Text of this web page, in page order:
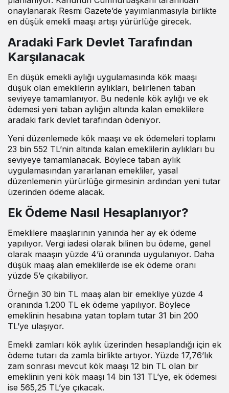
onaylanarak Resmi Gazete’de yayımlanmasıyla birlikte
en düşük emekli maaşı artışı yürürlüğe girecek.
Aradaki Fark Devlet Tarafından
Karşılanacak
En düşük emekli aylığı uygulamasında kök maaşı
düşük olan emeklilerin aylıkları, belirlenen taban
seviyeye tamamlanıyor. Bu nedenle kök aylığı ve ek
ödemesi yeni taban aylığın altında kalan emeklilere
aradaki fark devlet tarafından ödeniyor.
Yeni düzenlemede kök maaşı ve ek ödemeleri toplamı
23 bin 552 TL’nin altında kalan emeklilerin aylıkları bu
seviyeye tamamlanacak. Böylece taban aylık
uygulamasından yararlanan emekliler, yasal
düzenlemenin yürürlüğe girmesinin ardından yeni tutar
üzerinden ödeme alacak.
Ek Ödeme Nasıl Hesaplanıyor?
Emeklilere maaşlarının yanında her ay ek ödeme
yapılıyor. Vergi iadesi olarak bilinen bu ödeme, genel
olarak maaşın yüzde 4’ü oranında uygulanıyor. Daha
düşük maaş alan emeklilerde ise ek ödeme oranı
yüzde 5’e çıkabiliyor.
Örneğin 30 bin TL maaş alan bir emekliye yüzde 4
oranında 1.200 TL ek ödeme yapılıyor. Böylece
emeklinin hesabına yatan toplam tutar 31 bin 200
TL’ye ulaşıyor.
Emekli zamları kök aylık üzerinden hesaplandığı için ek
ödeme tutarı da zamla birlikte artıyor. Yüzde 17,76’lık
zam sonrası mevcut kök maaşı 12 bin TL olan bir
emeklinin yeni kök maaşı 14 bin 131 TL’ye, ek ödemesi
ise 565,25 TL’ye çıkacak.